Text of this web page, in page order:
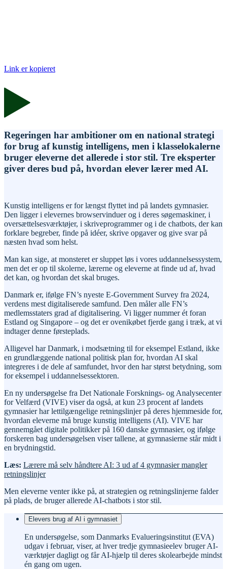
Link er kopieret
Regeringen har ambitioner om en national strategi
for brug af kunstig intelligens, men i klasselokalerne
bruger eleverne det allerede i stor stil. Tre eksperter
giver deres bud på, hvordan elever lærer med AI.
Kunstig intelligens er for længst flyttet ind på landets gymnasier.
Den ligger i elevernes browservinduer og i deres søgemaskiner, i
oversættelsesværktøjer, i skriveprogrammer og i de chatbots, der kan
forklare begreber, finde på idéer, skrive opgaver og give svar på
næsten hvad som helst.
Man kan sige, at monsteret er sluppet løs i vores uddannelsessystem,
men det er op til skolerne, lærerne og eleverne at finde ud af, hvad
det kan, og hvordan det skal bruges.
Danmark er, ifølge FN’s nyeste E-Government Survey fra 2024,
verdens mest digitaliserede samfund. Den måler alle FN’s
medlemsstaters grad af digitalisering. Vi ligger nummer ét foran
Estland og Singapore – og det er ovenikøbet fjerde gang i træk, at vi
indtager denne førsteplads.
Alligevel har Danmark, i modsætning til for eksempel Estland, ikke
en grundlæggende national politisk plan for, hvordan AI skal
integreres i de dele af samfundet, hvor den har størst betydning, som
for eksempel i uddannelsessektoren.
En ny undersøgelse fra Det Nationale Forsknings- og Analysecenter
for Velfærd (VIVE) viser da også, at kun 23 procent af landets
gymnasier har lettilgængelige retningslinjer på deres hjemmeside for,
hvordan eleverne må bruge kunstig intelligens (AI). VIVE har
gennemgået digitale politikker på 160 danske gymnasier, og ifølge
forskeren bag undersøgelsen viser tallene, at gymnasierne står midt i
en brydningstid.
Læs: Lærere må selv håndtere AI: 3 ud af 4 gymnasier mangler
retningslinjer
Men eleverne venter ikke på, at strategien og retningslinjerne falder
på plads, de bruger allerede AI-chatbots i stor stil.
Elevers brug af AI i gymnasiet
En undersøgelse, som Danmarks Evalueringsinstitut (EVA)
udgav i februar, viser, at hver tredje gymnasieelev bruger AI-
værktøjer dagligt og får AI-hjælp til deres skolearbejde mindst
én gang om ugen.